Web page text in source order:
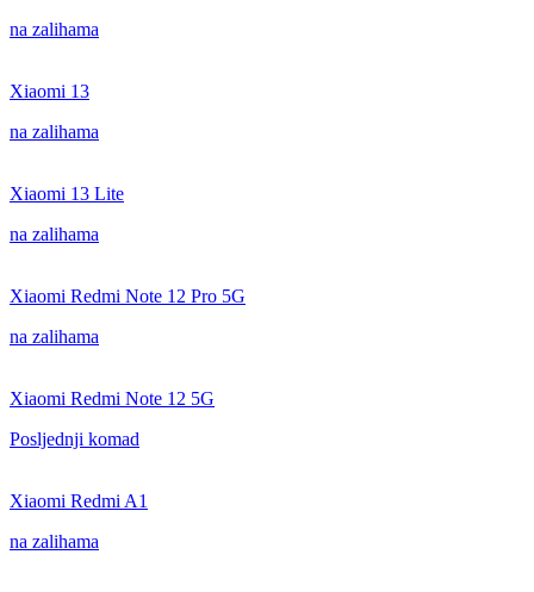
na zalihama
Xiaomi 13
na zalihama
Xiaomi 13 Lite
na zalihama
Xiaomi Redmi Note 12 Pro 5G
na zalihama
Xiaomi Redmi Note 12 5G
Posljednji komad
Xiaomi Redmi A1
na zalihama